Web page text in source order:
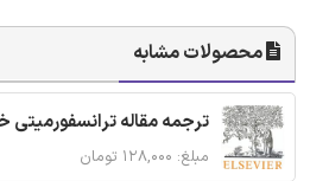
محصولات مشابه
ترجمه مقاله
مبلغ: ۱۲۸,۰۰۰ تومان